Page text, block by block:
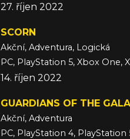
27. říjen 2022
SCORN
Akční, Adventura, Logická
PC, PlayStation 5, Xbox One,
14. říjen 2022
GUARDIANS OF THE
Akční, Adventura
PC, PlayStation 4,